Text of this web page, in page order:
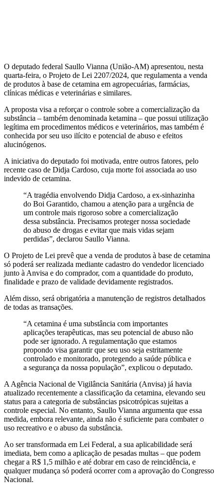
O deputado federal Saullo Vianna (União-AM) apresentou, nesta
quarta-feira, o Projeto de Lei 2207/2024, que regulamenta a venda
de produtos à base de cetamina em agropecuárias, farmácias,
clínicas médicas e veterinárias e similares.
A proposta visa a reforçar o controle sobre a comercialização da
substância – também denominada ketamina – que possui utilização
legítima em procedimentos médicos e veterinários, mas também é
conhecida por seu uso ilícito e potencial de abuso e efeitos
alucinógenos.
A iniciativa do deputado foi motivada, entre outros fatores, pelo
recente caso de Didja Cardoso, cuja morte foi associada ao uso
indevido de cetamina.
“A tragédia envolvendo Didja Cardoso, a ex-sinhazinha
do Boi Garantido, chamou a atenção para a urgência de
um controle mais rigoroso sobre a comercialização
dessa substância. Precisamos proteger nossa sociedade
do abuso de drogas e evitar que mais vidas sejam
perdidas”, declarou Saullo Vianna.
O Projeto de Lei prevê que a venda de produtos à base de cetamina
só poderá ser realizada mediante cadastro do vendedor licenciado
junto à Anvisa e do comprador, com a quantidade do produto,
finalidade e prazo de validade devidamente registrados.
Além disso, será obrigatória a manutenção de registros detalhados
de todas as transações.
“A cetamina é uma substância com importantes
aplicações terapêuticas, mas seu potencial de abuso não
pode ser ignorado. A regulamentação que estamos
propondo visa garantir que seu uso seja estritamente
controlado e monitorado, protegendo a saúde pública e
a segurança da nossa população”, explicou o deputado.
A Agência Nacional de Vigilância Sanitária (Anvisa) já havia
atualizado recentemente a classificação da cetamina, elevando seu
status para a categoria de substâncias psicotrópicas sujeitas a
controle especial. No entanto, Saullo Vianna argumenta que essa
medida, embora relevante, ainda não é suficiente para combater o
uso recreativo e o abuso da substância.
Ao ser transformada em Lei Federal, a sua aplicabilidade será
imediata, bem como a aplicação de pesadas multas – que podem
chegar a R$ 1,5 milhão e até dobrar em caso de reincidência, e
qualquer mudança só poderá ocorrer com a aprovação do Congresso
Nacional.